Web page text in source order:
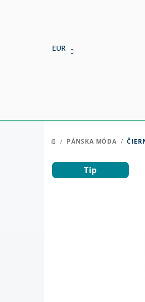
EUR
DOMOV
/ PÁNSKA MÓDA /
Tip